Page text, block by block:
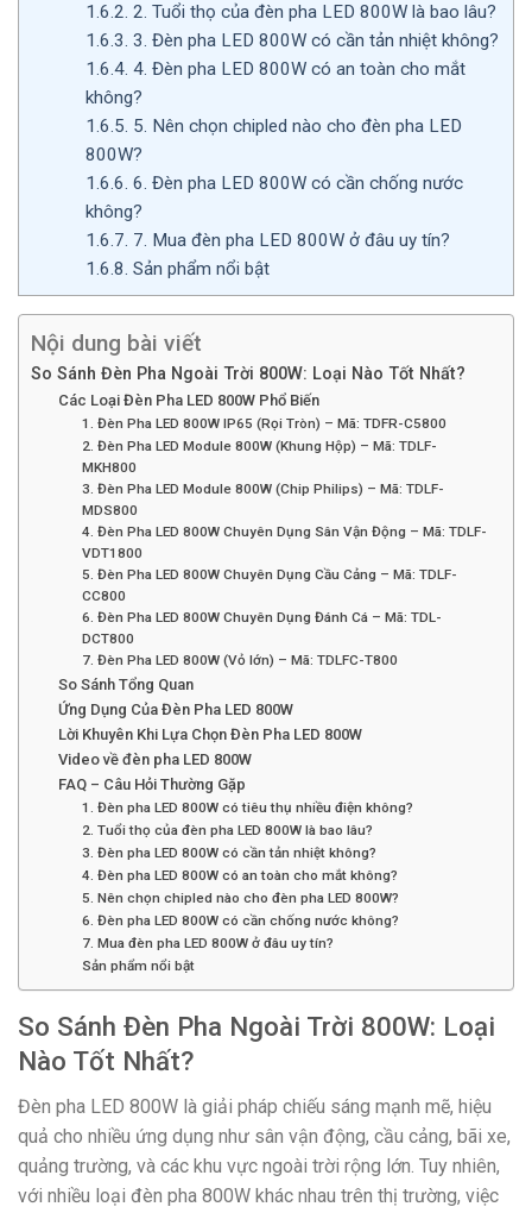
1.6.2. 2. Tuổi thọ của đèn pha LED 800W là bao lâu?
1.6.3. 3. Đèn pha LED 800W có cần tản nhiệt không?
1.6.4. 4. Đèn pha LED 800W có an toàn cho mắt
không?
1.6.5. 5. Nên chọn chipled nào cho đèn pha LED
800W?
1.6.6. 6. Đèn pha LED 800W có cần chống nước
không?
1.6.7. 7. Mua đèn pha LED 800W ở đâu uy tín?
1.6.8. Sản phẩm nổi bật
Nội dung bài viết
So Sánh Đèn Pha Ngoài Trời 800W: Loại Nào Tốt Nhất?
Các Loại Đèn Pha LED 800W Phổ Biến
1. Đèn Pha LED 800W IP65 (Rọi Tròn) – Mã: TDFR-C5800
2. Đèn Pha LED Module 800W (Khung Hộp) – Mã: TDLF-
MKH800
3. Đèn Pha LED Module 800W (Chip Philips) – Mã: TDLF-
MDS800
4. Đèn Pha LED 800W Chuyên Dụng Sân Vận Động – Mã: TDLF-
VDT1800
5. Đèn Pha LED 800W Chuyên Dụng Cầu Cảng – Mã: TDLF-
CC800
6. Đèn Pha LED 800W Chuyên Dụng Đánh Cá – Mã: TDL-
DCT800
7. Đèn Pha LED 800W (Vỏ lớn) – Mã: TDLFC-T800
So Sánh Tổng Quan
Ứng Dụng Của Đèn Pha LED 800W
Lời Khuyên Khi Lựa Chọn Đèn Pha LED 800W
Video về đèn pha LED 800W
FAQ – Câu Hỏi Thường Gặp
1. Đèn pha LED 800W có tiêu thụ nhiều điện không?
2. Tuổi thọ của đèn pha LED 800W là bao lâu?
3. Đèn pha LED 800W có cần tản nhiệt không?
4. Đèn pha LED 800W có an toàn cho mắt không?
5. Nên chọn chipled nào cho đèn pha LED 800W?
6. Đèn pha LED 800W có cần chống nước không?
7. Mua đèn pha LED 800W ở đâu uy tín?
Sản phẩm nổi bật
So Sánh Đèn Pha Ngoài Trời 800W: Loại
Nào Tốt Nhất?
Đèn pha LED 800W là giải pháp chiếu sáng mạnh mẽ, hiệu
quả cho nhiều ứng dụng như sân vận động, cầu cảng, bãi xe,
quảng trường, và các khu vực ngoài trời rộng lớn. Tuy nhiên,
với nhiều loại đèn pha 800W khác nhau trên thị trường, việc